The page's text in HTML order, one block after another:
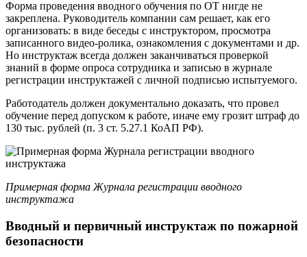
Форма проведения вводного обучения по ОТ нигде не
закреплена. Руководитель компании сам решает, как его
организовать: в виде беседы с инструктором, просмотра
записанного видео-ролика, ознакомления с документами и др.
Но инструктаж всегда должен заканчиваться проверкой
знаний в форме опроса сотрудника и записью в журнале
регистрации инструктажей с личной подписью испытуемого.
Работодатель должен документально доказать, что провел
обучение перед допуском к работе, иначе ему грозит штраф до
130 тыс. рублей (п. 3 ст. 5.27.1 КоАП РФ).
Примерная форма Журнала регистрации вводного
инструктажа
Вводный и первичный инструктаж по пожарной
безопасности